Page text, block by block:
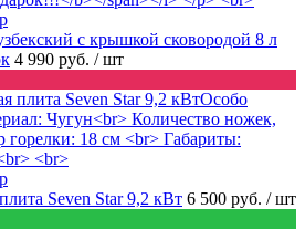
с крышкой сковородой 8 л
4 990 руб. / шт
Seven Star 9,2 кВт 6 500 руб. / шт